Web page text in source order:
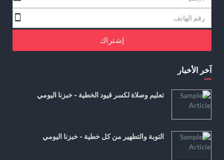
إشتراك
آخر الأخبار
تعليم وصلاة لكسر قيود الخطية - خبزنا اليومي
التوبة والتطهير من كل خطية - خبزنا اليومي